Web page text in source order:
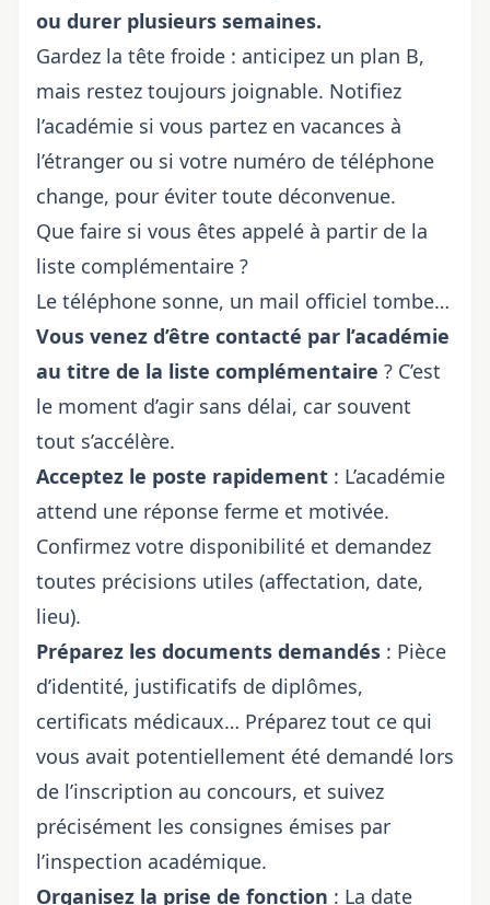
ou durer plusieurs semaines.
Gardez la tête froide : anticipez un plan B,
mais restez toujours joignable. Notifiez
l’académie si vous partez en vacances à
l’étranger ou si votre numéro de téléphone
change, pour éviter toute déconvenue.
Que faire si vous êtes appelé à partir de la
liste complémentaire ?
Le téléphone sonne, un mail officiel tombe…
Vous venez d’être contacté par l’académie
au titre de la liste complémentaire ? C’est
le moment d’agir sans délai, car souvent
tout s’accélère.
Acceptez le poste rapidement : L’académie
attend une réponse ferme et motivée.
Confirmez votre disponibilité et demandez
toutes précisions utiles (affectation, date,
lieu).
Préparez les documents demandés : Pièce
d’identité, justificatifs de diplômes,
certificats médicaux… Préparez tout ce qui
vous avait potentiellement été demandé lors
de l’inscription au concours, et suivez
précisément les consignes émises par
l’inspection académique.
Organisez la prise de fonction : La date